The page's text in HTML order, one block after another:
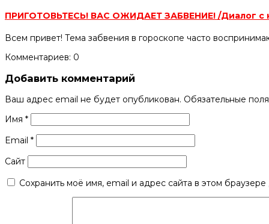
ПРИГОТОВЬТЕСЬ! ВАС ОЖИДАЕТ ЗАБВЕНИЕ! /Диалог с
Всем привет! Тема забвения в гороскопе часто
Комментариев: 0
Добавить комментарий
Ваш адрес email не будет опубликован. Обязательные
Имя *
Email *
Сайт
Сохранить моё имя, email и адрес сайта в этом